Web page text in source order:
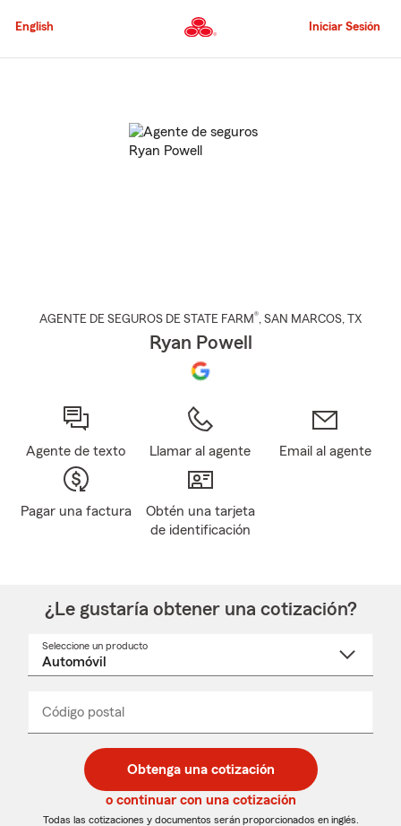
al
principal
English Iniciar Sesión
AGENTE DE SEGUROS DE STATE FARM®, SAN MARCOS, TX
Ryan Powell
Agente de texto Llamar al agente Email al agente
Pagar una factura
Obtén una tarjeta
de identificación
¿Le gustaría obtener una cotización?
Seleccione un producto
desplegable
Código postal
de
5
dígitos
de
5
dígitos
_____
Obtenga una cotización
o continuar con una cotización
Todas las cotizaciones y documentos serán proporcionados en inglés.